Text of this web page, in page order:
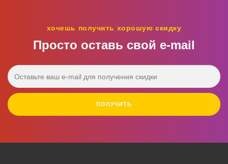
хочешь получить хорошую скидку
Просто оставь свой e‑mail
ПОЛУЧИТЬ